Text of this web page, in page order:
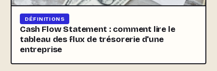
DÉFINITIONS
Cash Flow Statement : comment lire le
tableau des flux de trésorerie d'une
entreprise